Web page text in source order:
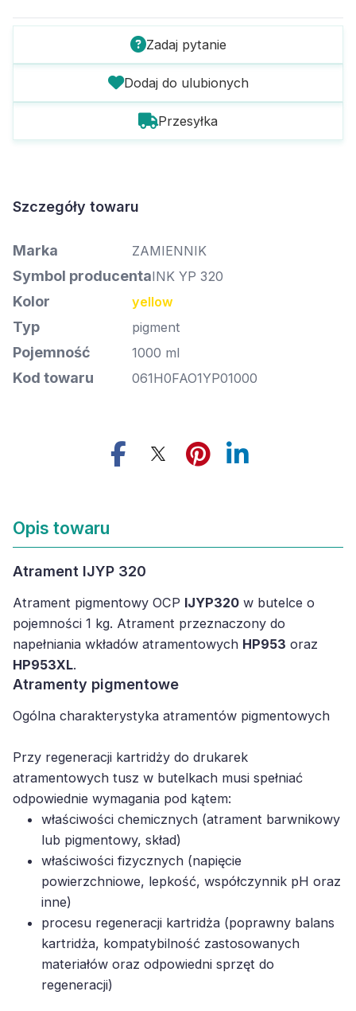
Zadaj pytanie
Dodaj do ulubionych
Przesyłka
Szczegóły towaru
Marka ZAMIENNIK
Symbol producentaINK YP 320
Kolor yellow
Typ pigment
Pojemność 1000 ml
Kod towaru 061H0FAO1YP01000
Opis towaru
Atrament IJYP 320
Atrament pigmentowy OCP IJYP320 w butelce o
pojemności 1 kg. Atrament przeznaczony do
napełniania wkładów atramentowych HP953 oraz
HP953XL.
Atramenty pigmentowe
Ogólna charakterystyka atramentów pigmentowych
Przy regeneracji kartridży do drukarek
atramentowych tusz w butelkach musi spełniać
odpowiednie wymagania pod kątem:
właściwości chemicznych (atrament barwnikowy
lub pigmentowy, skład)
właściwości fizycznych (napięcie
powierzchniowe, lepkość, współczynnik pH oraz
inne)
procesu regeneracji kartridża (poprawny balans
kartridża, kompatybilność zastosowanych
materiałów oraz odpowiedni sprzęt do
regeneracji)